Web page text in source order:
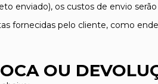
enviado), os custos de envio
fornecidas pelo cliente, como
OU